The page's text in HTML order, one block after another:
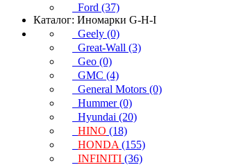
Ford (37)
Каталог: Иномарки G-H-I
Geely (0)
Great-Wall (3)
Geo (0)
GMC (4)
General Motors (0)
Hummer (0)
Hyundai (20)
HINO (18)
HONDA (155)
INFINITI (36)